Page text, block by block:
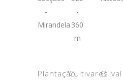
-
Mirandela
-
360
m
PlantaçãoCultivaresOlival